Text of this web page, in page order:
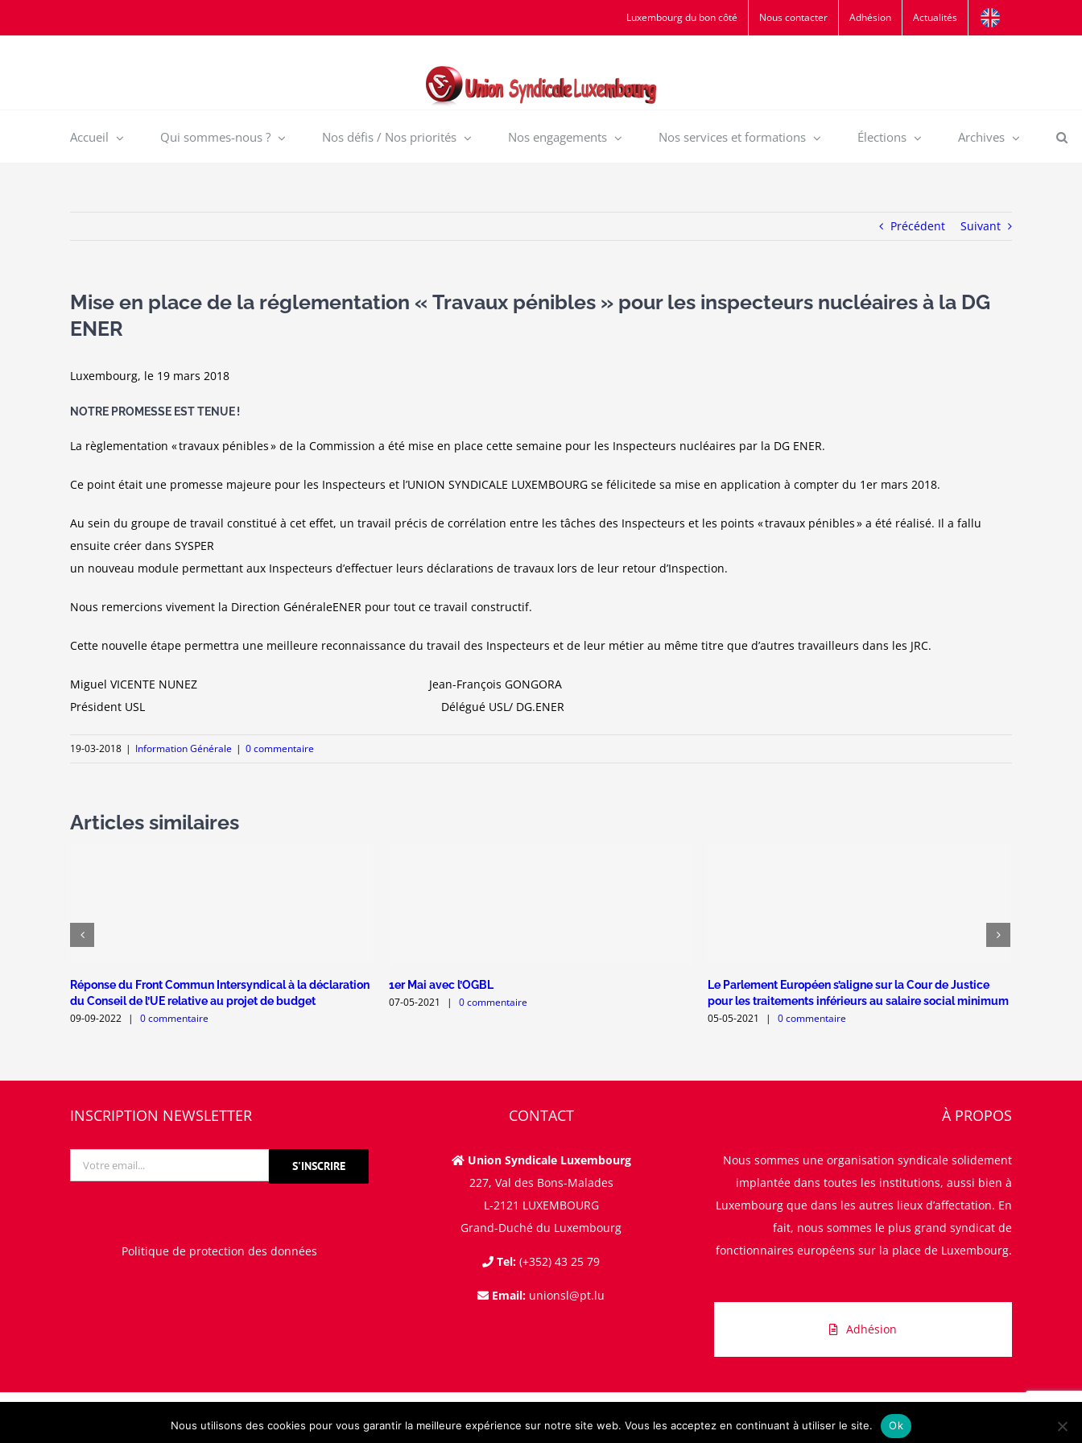
au
Luxembourg du bon côté Nous contacter Adhésion Actualités
Accueil Qui sommes-nous ? Nos défis / Nos priorités Nos engagements Nos services et formations Élections Archives
Précédent Suivant
Mise en place de la réglementation « Travaux pénibles » pour les inspecteurs nucléaires à la DG
ENER
Luxembourg, le 19 mars 2018
NOTRE PROMESSE EST TENUE !
La règlementation « travaux pénibles» de la Commission a été mise en place cette semaine pour les Inspecteurs nucléaires par la DG ENER.
Ce point était une promesse majeure pour les Inspecteurs et l’UNION SYNDICALE LUXEMBOURG se félicitede sa mise en application à compter du 1er mars 2018.
Au sein du groupe de travail constitué à cet effet, un travail précis de corrélation entre les tâches des Inspecteurs et les points « travaux pénibles» a été réalisé. Il a fallu
ensuite créer dans SYSPER
un nouveau module permettant aux Inspecteurs d’effectuer leurs déclarations de travaux lors de leur retour d’Inspection.
Nous remercions vivement la Direction GénéraleENER pour tout ce travail constructif.
Cette nouvelle étape permettra une meilleure reconnaissance du travail des Inspecteurs et de leur métier au même titre que d’autres travailleurs dans les JRC.
Miguel VICENTE NUNEZ Jean-François GONGORA
Président USL Délégué USL/ DG.ENER
19-03-2018 | Information Générale | 0 commentaire
Articles similaires
Réponse du Front Commun Intersyndical à la déclaration
du Conseil de l’UE relative au projet de budget
09-09-2022 | 0 commentaire
1er Mai avec l’OGBL
07-05-2021 | 0 commentaire
Le Parlement Européen s’aligne sur la Cour de Justice
pour les traitements inférieurs au salaire social minimum
05-05-2021 | 0 commentaire
INSCRIPTION NEWSLETTER
Politique de protection des données
CONTACT
Union Syndicale Luxembourg
227, Val des Bons-Malades
L-2121 LUXEMBOURG
Grand-Duché du Luxembourg
Tel: (+352) 43 25 79
Email: unionsl@pt.lu
À PROPOS
Nous sommes une organisation syndicale solidement
implantée dans toutes les institutions, aussi bien à
Luxembourg que dans les autres lieux d’affectation. En
fait, nous sommes le plus grand syndicat de
fonctionnaires européens sur la place de Luxembourg.
Adhésion
Nous utilisons des cookies pour vous garantir la meilleure expérience sur notre site web. Vous les acceptez en continuant à utiliser le site. Ok